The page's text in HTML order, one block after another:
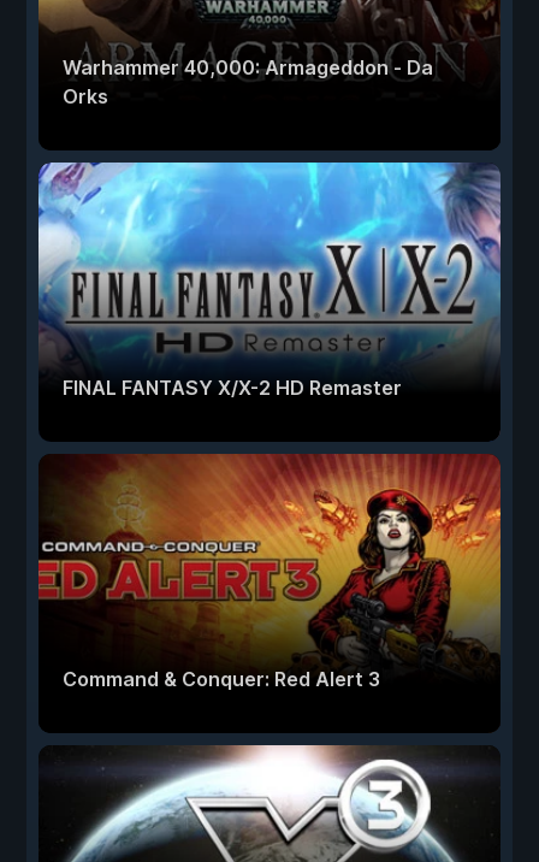
Warhammer 40,000: Armageddon - Da
Orks
FINAL FANTASY X/X-2 HD Remaster
Command & Conquer: Red Alert 3